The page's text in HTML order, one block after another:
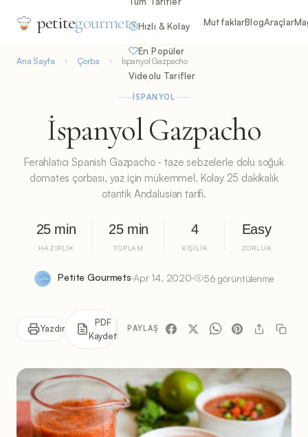
petitegourmets Hızlı & Kolay
En Popüler
Videolu Tarifler
MutfaklarBlogAraçlar
Ana Sayfa Çorba İspanyol Gazpacho
İSPANYOL
İspanyol Gazpacho
Ferahlatıcı Spanish Gazpacho - taze sebzelerle dolu soğuk
domates çorbası, yaz için mükemmel. Kolay 25 dakikalık
otantik Andalusian tarifi.
25 min
HAZIRLIK
25 min
TOPLAM
4
KIŞILIK
Easy
ZORLUK
Petite Gourmets Apr 14, 2020 56 görüntülenme
Yazdır
PDF
Kaydet
PAYLAŞ